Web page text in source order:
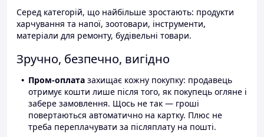
Серед категорій, що найбільше зростають: продукти
харчування та напої, зоотовари, інструменти,
матеріали для ремонту, будівельні товари.
Зручно, безпечно, вигідно
Пром-оплата захищає кожну покупку: продавець
отримує кошти лише після того, як покупець огляне і
забере замовлення. Щось не так — гроші
повертаються автоматично на картку. Плюс не
треба переплачувати за післяплату на пошті.